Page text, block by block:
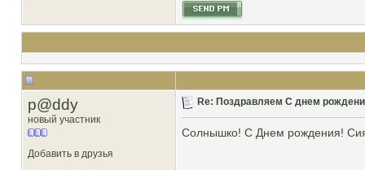
p@ddy
новый участник
Добавить в друзья
Re: Поздравляем С днем
Солнышко! С Днем рождения!